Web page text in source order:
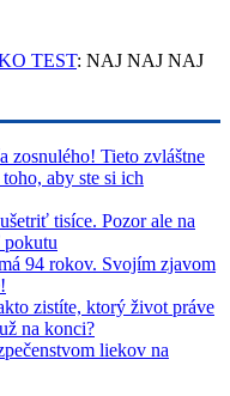
TEST: NAJ NAJ NAJ
zosnulého! Tieto zvláštne
aby ste si ich
tisíce. Pozor ale na
pokutu
94 rokov. Svojím zjavom
zistíte, ktorý život práve
na konci?
liekov na